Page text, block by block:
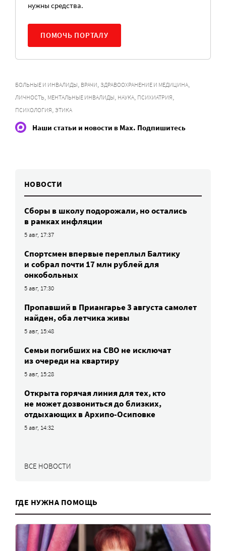
нужны средства.
ПОМОЧЬ ПОРТАЛУ
БОЛЬНЫЕ И ИНВАЛИДЫ, ВРАЧИ, ЗДРАВООХРАНЕНИЕ И МЕДИЦИНА,
ЛИЧНОСТЬ, МЕНТАЛЬНЫЕ ИНВАЛИДЫ, НАУКА, ПСИХИАТРИЯ,
ПСИХОЛОГИЯ, ЭТИКА
Наши статьи и новости в Max. Подпишитесь
НОВОСТИ
Сборы в школу подорожали, но остались
в рамках инфляции
5 авг, 17:37
Спортсмен впервые переплыл Балтику
и собрал почти 17 млн рублей для
онкобольных
5 авг, 17:30
Пропавший в Приангарье 3 августа самолет
найден, оба летчика живы
5 авг, 15:48
Семьи погибших на СВО не исключат
из очереди на квартиру
5 авг, 15:28
Открыта горячая линия для тех, кто
не может дозвониться до близких,
отдыхающих в Архипо-Осиповке
5 авг, 14:32
ВСЕ НОВОСТИ
ГДЕ НУЖНА ПОМОЩЬ